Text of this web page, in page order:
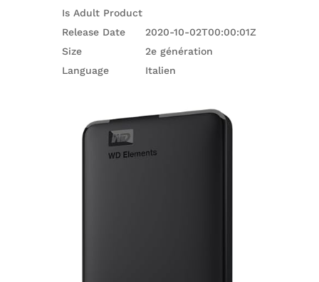
Is Adult Product
Release Date
2020-10-02T00:00:01Z
Size
2e génération
Language
Italien